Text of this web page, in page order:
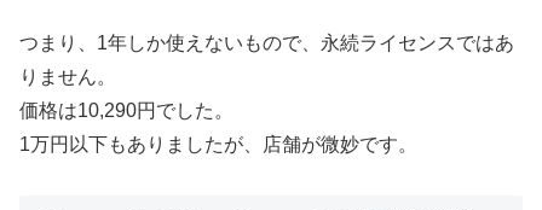
つまり、1年しか使えないもので、永続ライセンスではあ
りません。
価格は10,290円でした。
1万円以下もありましたが、店舗が微妙です。